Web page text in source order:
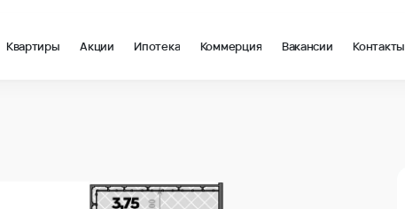
Квартиры Акции Ипотека Коммерция Вакансии Контакты